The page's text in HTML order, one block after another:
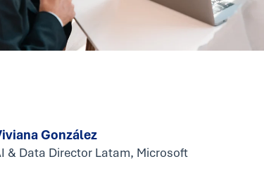
González
& Data Director Latam, Microsoft